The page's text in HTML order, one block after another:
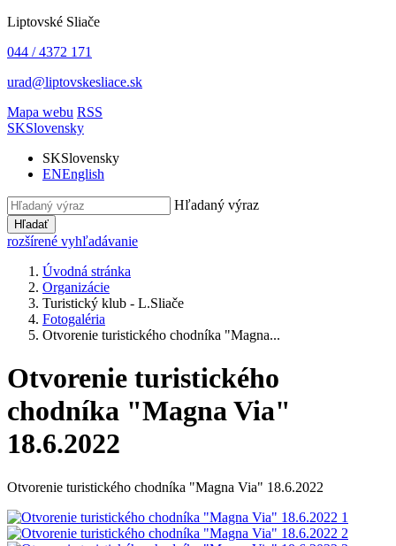
Liptovské Sliače
044 / 4372 171
urad@liptovskesliace.sk
Mapa webu RSS
SKSlovensky
SKSlovensky
ENEnglish
Hľadaný výraz
Hľadať
rozšírené vyhľadávanie
Úvodná stránka
Organizácie
Turistický klub - L.Sliače
Fotogaléria
Otvorenie turistického chodníka "Magna...
Otvorenie turistického
chodníka "Magna Via"
18.6.2022
Otvorenie turistického chodníka "Magna Via" 18.6.2022